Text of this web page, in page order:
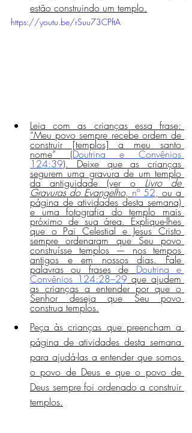
estão construindo um templo.
https://youtu.be/rSuu73CPftA
Leia com as crianças essa frase:
“Meu povo sempre recebe ordem de
construir [templos] a meu santo
nome” (Doutrina e Convênios
124:39). Deixe que as crianças
segurem uma gravura de um templo
da antiguidade (ver o Livro de
Gravuras do Evangelho, nº 52, ou a
página de atividades desta semana)
e uma fotografia do templo mais
próximo de sua área. Explique-lhes
que o Pai Celestial e Jesus Cristo
sempre ordenaram que Seu povo
construísse templos — nos tempos
antigos e em nossos dias. Fale
palavras ou frases de Doutrina e
Convênios 124:28–29 que ajudem
as crianças a entender por que o
Senhor deseja que Seu povo
construa templos.
Peça às crianças que preencham a
página de atividades desta semana
para ajudá-las a entender que somos
o povo de Deus e que o povo de
Deus sempre foi ordenado a construir
templos.